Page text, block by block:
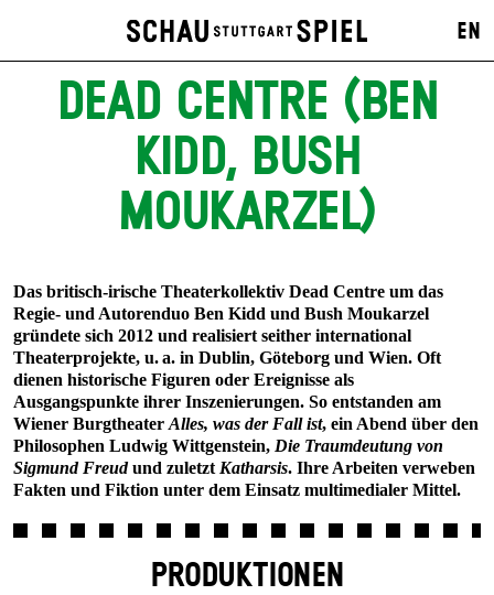
EN
DEAD CENTRE (BEN
KIDD, BUSH
MOUKARZEL)
Das britisch-irische Theaterkollektiv Dead Centre um das
Regie- und Autorenduo Ben Kidd und Bush Moukarzel
gründete sich 2012 und realisiert seither international
Theaterprojekte, u. a. in Dublin, Göteborg und Wien. Oft
dienen historische Figuren oder Ereignisse als
Ausgangspunkte ihrer Inszenierungen. So entstanden am
Wiener Burgtheater Alles, was der Fall ist, ein Abend über den
Philosophen Ludwig Wittgenstein, Die Traumdeutung von
Sigmund Freudund zuletzt Katharsis. Ihre Arbeiten verweben
Fakten und Fiktion unter dem Einsatz multimedialer Mittel.
PRODUKTIONEN